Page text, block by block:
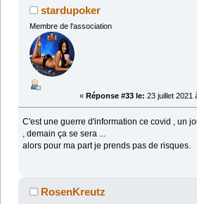
stardupoker
Membre de l'association
« Réponse #33 le: 23 juillet 2021
C'est une guerre d'information ce covid , un
, demain ça se sera ...
alors pour ma part je prends pas de risques.
RosenKreutz